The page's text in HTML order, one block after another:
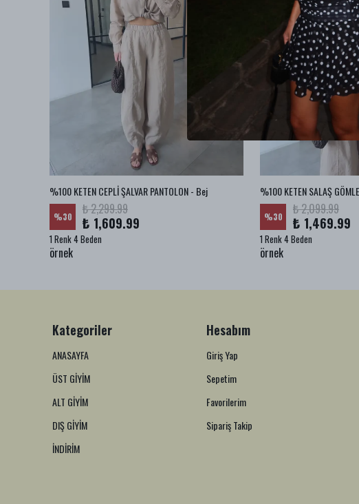
%100 KETEN CEPLİ ŞALVAR PANTOLON - Bej
%30 ₺ 2,299.99
₺ 1,609.99
1 Renk 4 Beden
örnek
%100 KETEN SALAŞ
%30 ₺ 2,099.99
₺ 1,469.99
1 Renk 4 Beden
örnek
Kategoriler
ANASAYFA
ÜST GİYİM
ALT GİYİM
DIŞ GİYİM
İNDİRİM
Hesabım
Giriş Yap
Sepetim
Favorilerim
Sipariş Takip